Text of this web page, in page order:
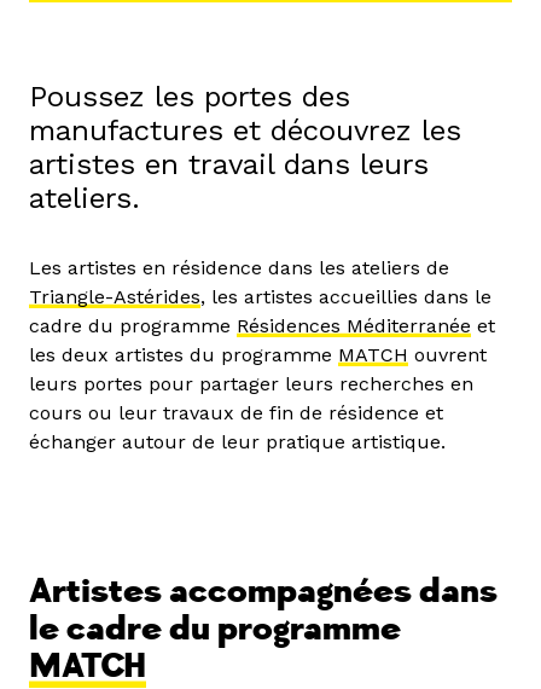
Poussez les portes des
manufactures et découvrez les
artistes en travail dans leurs
ateliers.
Les artistes en résidence dans les ateliers de
Triangle-Astérides, les artistes accueillies dans le
cadre du programme Résidences Méditerranée et
les deux artistes du programme MATCH ouvrent
leurs portes pour partager leurs recherches en
cours ou leur travaux de fin de résidence et
échanger autour de leur pratique artistique.
Artistes accompagnées dans
le cadre du programme
MATCH